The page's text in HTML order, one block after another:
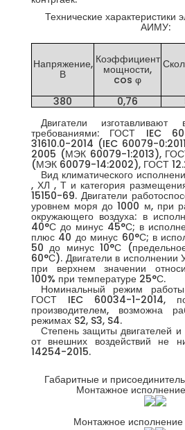
Технические характеристики
АИМУ:
Напряжение,
В
Коэффициент
мощности,
cos φ
380
0,76
Двигатели
требованиями: ГОСТ IEC
31610.0-2014 (IEC 60079-
2005 (МЭК 60079-1:2013),
(МЭК 60079-14:2002), ГОСТ
Вид климатического
, ХЛ , Т и категория
15150-69. Двигатели
уровнем моря до 1000 м, при
окружающего воздуха: в
40°С до минус 45°С; в
плюс 40 до минус 60°С; в
50 до минус 10°С
60°С). Двигатели в исполнении
при верхнем значении
100% при температуре 25°С.
Номинальный режим
ГОСТ IEC 60034-1-2014,
производителем, возможна
режимах S2, S3, S4.
Степень защиты двигателей и
от внешних воздействий не
14254-2015.
Габаритные и
Монтажное исполнение
Монтажное